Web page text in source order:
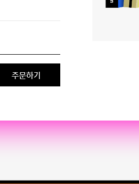
주문하기